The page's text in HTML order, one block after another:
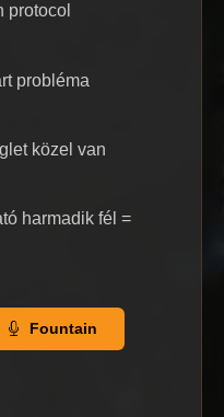
protocol
probléma
közel van
harmadik fél =
Fountain